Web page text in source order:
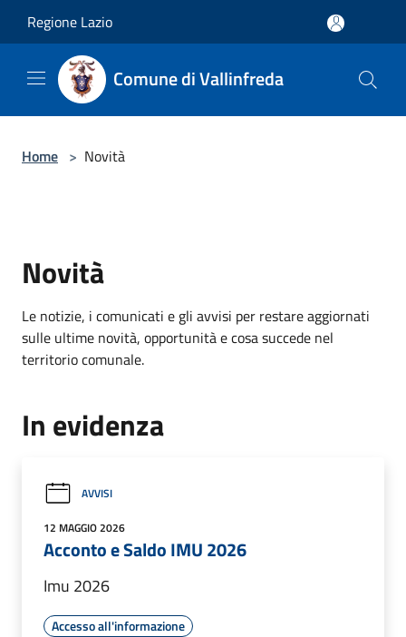
Regione Lazio
Comune di Vallinfreda
Home > Novità
Novità
Le notizie, i comunicati e gli avvisi per restare aggiornati
sulle ultime novità, opportunità e cosa succede nel
territorio comunale.
In evidenza
AVVISI
12 MAGGIO 2026
Acconto e Saldo IMU 2026
Imu 2026
Accesso all'informazione